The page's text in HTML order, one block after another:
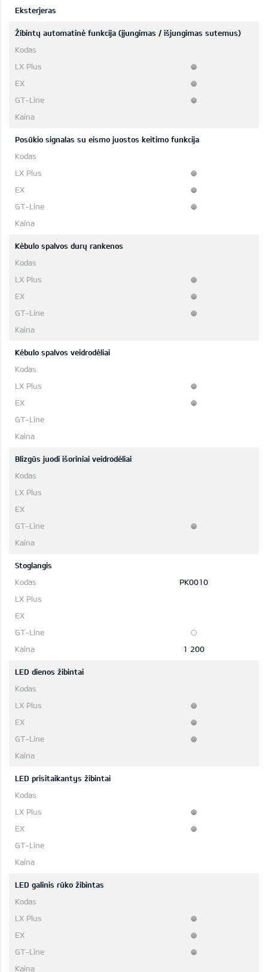
Eksterjeras
Žibintų automatinė funkcija (įjungimas / išjungimas sutemus)
Posūkio signalas su eismo juostos keitimo funkcija
Kėbulo spalvos durų rankenos
Kėbulo spalvos veidrodėliai
Blizgūs juodi išoriniai veidrodėliai
Stoglangis
PK0010
1 200
LED dienos žibintai
LED prisitaikantys žibintai
LED galinis rūko žibintas